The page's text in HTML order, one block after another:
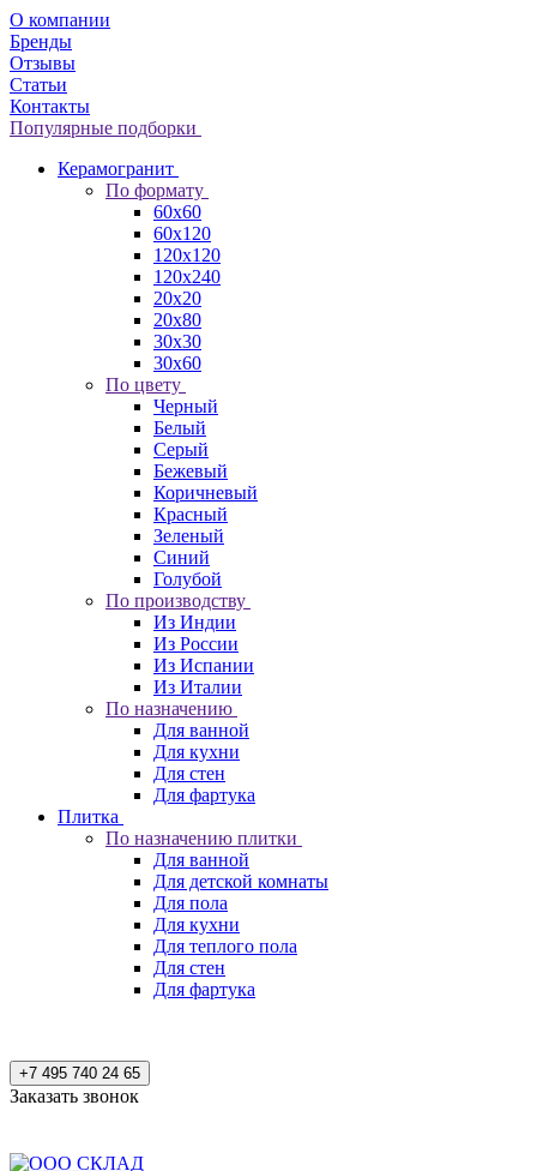
О компании
Бренды
Отзывы
Статьи
Контакты
Популярные подборки
Керамогранит
По формату
60x60
60x120
120x120
120x240
20x20
20x80
30x30
30x60
По цвету
Черный
Белый
Серый
Бежевый
Коричневый
Красный
Зеленый
Синий
Голубой
По производству
Из Индии
Из России
Из Испании
Из Италии
По назначению
Для ванной
Для кухни
Для стен
Для фартука
Плитка
По назначению плитки
Для ванной
Для детской комнаты
Для пола
Для кухни
Для теплого пола
Для стен
Для фартука
+7 495 740 24 65
Заказать звонок